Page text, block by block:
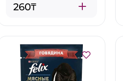
260₸